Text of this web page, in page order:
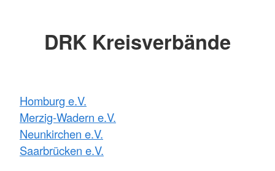
DRK Kreisverbände
Homburg e.V.
Merzig-Wadern e.V.
Neunkirchen e.V.
Saarbrücken e.V.